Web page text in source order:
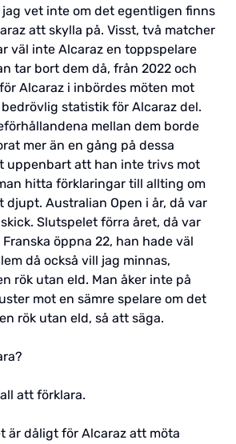
vet inte om det egentligen finns
att skylla på. Visst, två matcher
väl inte Alcaraz en toppspelare
tar bort dem då, från 2022 och
Alcaraz i inbördes möten mot
statistik för Alcaraz del.
mellan dem borde
mer än en gång på dessa
uppenbart att han inte trivs mot
hitta förklaringar till allting om
djupt. Australian Open i år, då var
Slutspelet förra året, då var
öppna 22, han hade väl
då också vill jag minnas,
rök utan eld. Man åker inte på
mot en sämre spelare om det
rök utan eld, så att säga.
att förklara.
är dåligt för Alcaraz att möta